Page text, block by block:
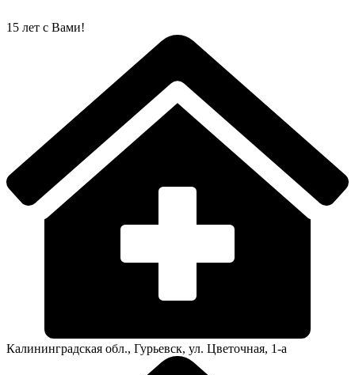
к15 лет с Вами!
Калининградская обл., Гурьевск, ул. Цветочная, 1-а